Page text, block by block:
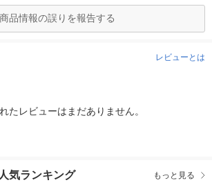
商品情報の誤りを報告する
レビューとは
たレビューはまだありません。
気ランキング もっと見る